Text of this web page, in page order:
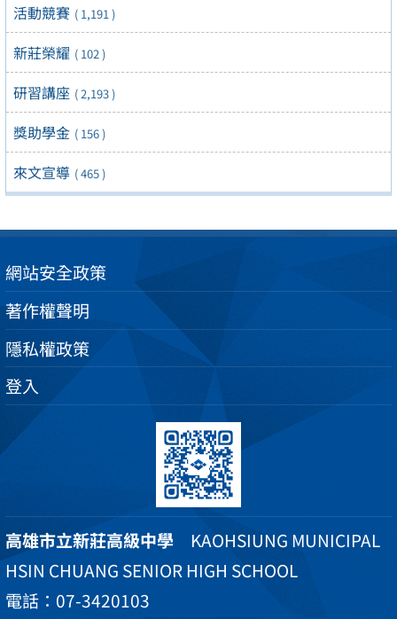
活動競賽 ( 1,191 )
新莊榮耀 ( 102 )
研習講座 ( 2,193 )
獎助學金 ( 156 )
來文宣導 ( 465 )
網站安全政策
著作權聲明
隱私權政策
登入
高雄市立新莊高級中學 KAOHSIUNG MUNICIPAL
HSIN CHUANG SENIOR HIGH SCHOOL
電話：07-3420103